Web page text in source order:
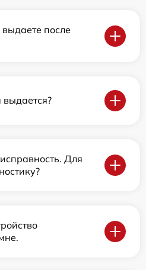
после
Для